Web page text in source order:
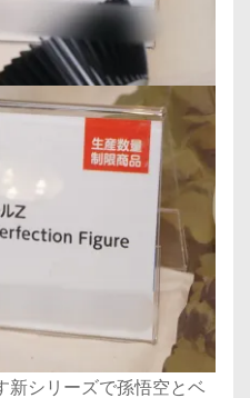
新シリーズで孫悟空とベ